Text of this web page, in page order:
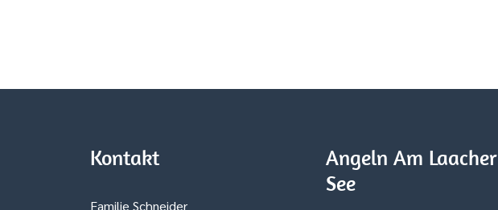
Kontakt
Familie Schneider
Angeln Am Laacher
See